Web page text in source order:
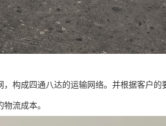
构成四通八达的运输网络。并根据客户
流成本。